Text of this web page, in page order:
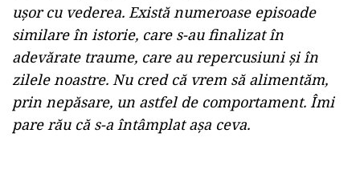
uşor cu vederea. Există numeroase episoade
similare în istorie, care s-au finalizat în
adevărate traume, care au repercusiuni şi în
zilele noastre. Nu cred că vrem să alimentăm,
prin nepăsare, un astfel de comportament. Îmi
pare rău că s-a întâmplat aşa ceva.